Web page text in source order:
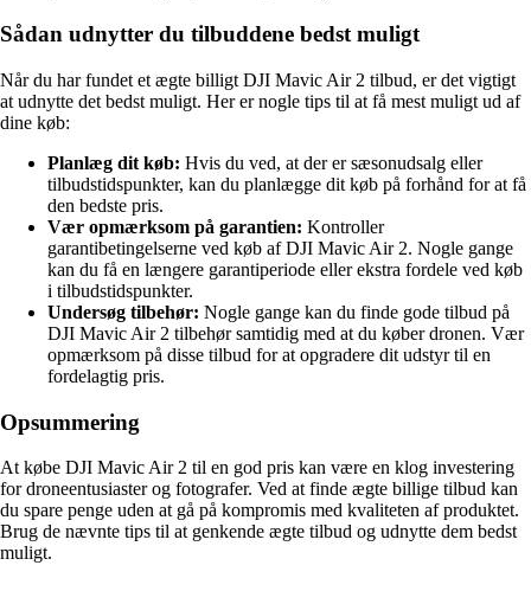
Sådan udnytter du tilbuddene bedst muligt
Når du har fundet et ægte billigt DJI Mavic Air 2 tilbud, er det vigtigt
at udnytte det bedst muligt. Her er nogle tips til at få mest muligt ud af
dine køb:
Planlæg dit køb: Hvis du ved, at der er sæsonudsalg eller
tilbudstidspunkter, kan du planlægge dit køb på forhånd for at få
den bedste pris.
Vær opmærksom på garantien: Kontroller
garantibetingelserne ved køb af DJI Mavic Air 2. Nogle gange
kan du få en længere garantiperiode eller ekstra fordele ved køb
i tilbudstidspunkter.
Undersøg tilbehør: Nogle gange kan du finde gode tilbud på
DJI Mavic Air 2 tilbehør samtidig med at du køber dronen. Vær
opmærksom på disse tilbud for at opgradere dit udstyr til en
fordelagtig pris.
Opsummering
At købe DJI Mavic Air 2 til en god pris kan være en klog investering
for droneentusiaster og fotografer. Ved at finde ægte billige tilbud kan
du spare penge uden at gå på kompromis med kvaliteten af produktet.
Brug de nævnte tips til at genkende ægte tilbud og udnytte dem bedst
muligt.